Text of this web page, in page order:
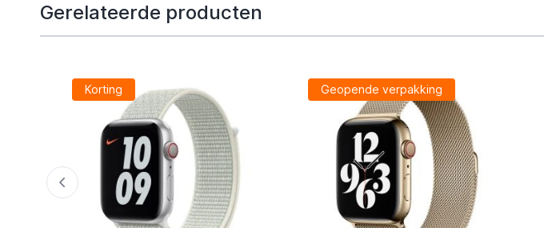
Gerelateerde producten
Korting Geopende verpakking